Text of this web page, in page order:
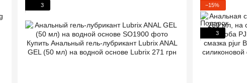
3
−15%
3